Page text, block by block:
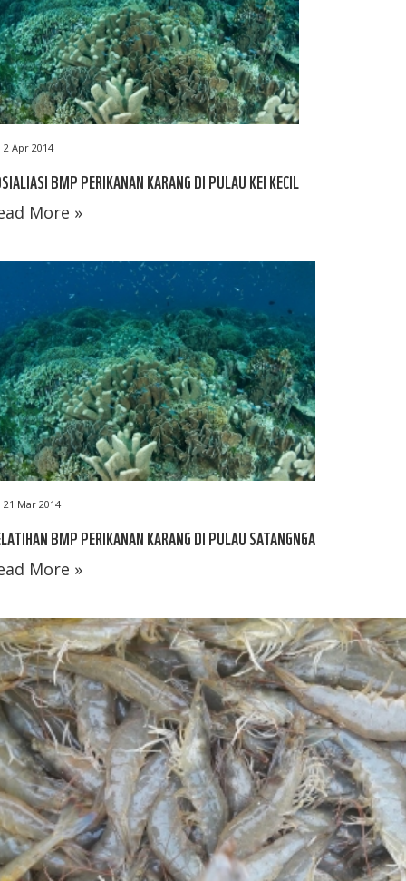
2 Apr 2014
BMP PERIKANAN KARANG DI PULAU KEI KECIL
More »
21 Mar 2014
BMP PERIKANAN KARANG DI PULAU SATANGNGA
More »